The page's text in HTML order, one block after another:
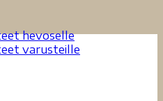
hevoselle
varusteille